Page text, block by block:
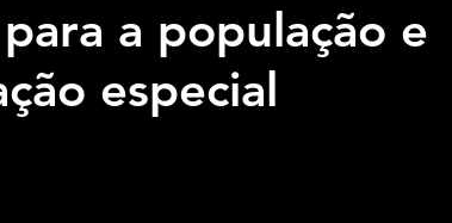
a população e
especial
estrelas.